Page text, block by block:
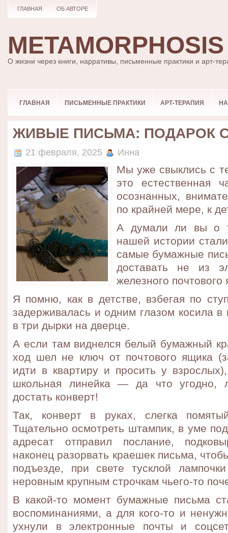
ГЛАВНАЯ ОБ АВТОРЕ
METAMORPHOSIS
О жизни через книги, нарративы, письменные практики и арт-
ГЛАВНАЯ ПИСЬМЕННЫЕ ПРАКТИКИ АРТ-ТЕРАПИЯ
ЖИВЫЕ ПИСЬМА: ПОДАРОК
21 февраля, 2025 Инна
Мы уже свыклись с
это естественная
осознанных,
по крайней мере, к
А думали ли вы о
нашей истории
самые бумажные
доставать не из
железного
Я помню, как в детстве, взбегая по
задерживалась и одним глазом косила
в три дырки на дверце.
А если там виднелся белый бумажный
ход шел не ключ от почтового ящика
идти в квартиру и просить у
школьная линейка — да что угодно,
достать конверт!
Так, конверт в руках, слегка
Тщательно осмотреть штампик, в уме
адресат отправил послание,
наконец разорвать краешек письма,
подъезде, при свете тусклой
неровным крупным строчкам чьего-то
В какой-то момент бумажные письма
воспоминаниями, а для кого-то и
ухнули в электронные почты и